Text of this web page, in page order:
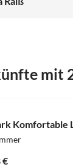
mit
Komfortable
€